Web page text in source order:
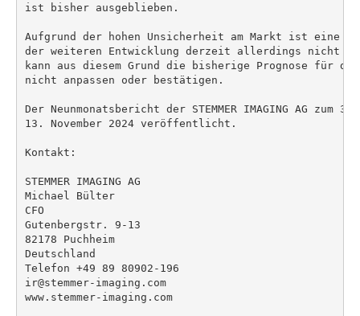
ist bisher ausgeblieben.
Aufgrund der hohen Unsicherheit am Markt ist eine
der weiteren Entwicklung derzeit allerdings nicht
kann aus diesem Grund die bisherige Prognose für
nicht anpassen oder bestätigen.
Der Neunmonatsbericht der STEMMER IMAGING AG zum
13. November 2024 veröffentlicht.
Kontakt:
STEMMER IMAGING AG
Michael Bülter
CFO
Gutenbergstr. 9-13
82178 Puchheim
Deutschland
Telefon +49 89 80902-196
ir@stemmer-imaging.com
www.stemmer-imaging.com